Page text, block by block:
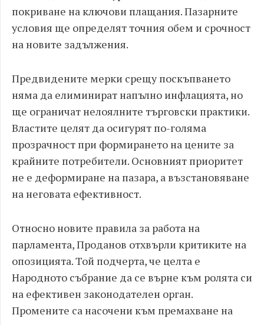
покриване на ключови плащания. Пазарните
условия ще определят точния обем и срочност
на новите задължения.
Предвидените мерки срещу поскъпването
няма да елиминират напълно инфлацията, но
ще ограничат нелоялните търговски практики.
Властите целят да осигурят по-голяма
прозрачност при формирането на цените за
крайните потребители. Основният приоритет
не е деформиране на пазара, а възстановяване
на неговата ефективност.
Относно новите правила за работа на
парламента, Проданов отхвърли критиките на
опозицията. Той подчерта, че целта е
Народното събрание да се върне към ролята си
на ефективен законодателен орган.
Промените са насочени към премахване на